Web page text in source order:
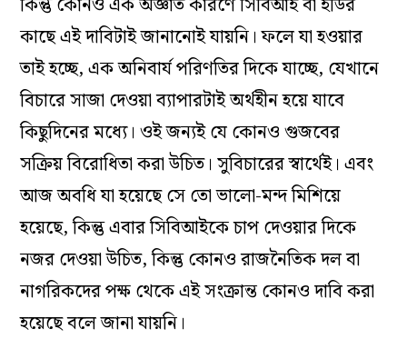
কাছে এই দাবিটাই জানানোই যায়নি। ফলে যা হওয়ার
তাই হচ্ছে, এক অনিবার্য পরিণতির দিকে যাচ্ছে, যেখানে
বিচারে সাজা দেওয়া ব্যাপারটাই অর্থহীন হয়ে যাবে
কিছুদিনের মধ্যে। ওই জন্যই যে কোনও গুজবের
সক্রিয় বিরোধিতা করা উচিত। সুবিচারের স্বার্থেই। এবং
আজ অবধি যা হয়েছে সে তো ভালো-মন্দ মিশিয়ে
হয়েছে, কিন্তু এবার সিবিআইকে চাপ দেওয়ার দিকে
নজর দেওয়া উচিত, কিন্তু কোনও রাজনৈতিক দল বা
নাগরিকদের পক্ষ থেকে এই সংক্রান্ত কোনও দাবি করা
হয়েছে বলে জানা যায়নি।